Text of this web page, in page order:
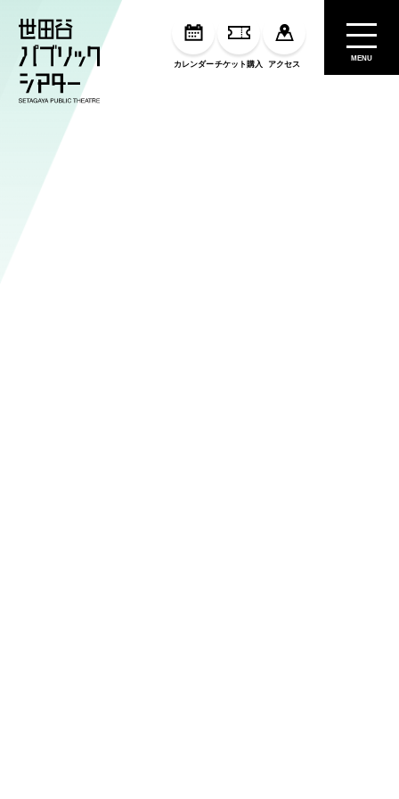
カレンダーチケット購入 アクセス
MENU